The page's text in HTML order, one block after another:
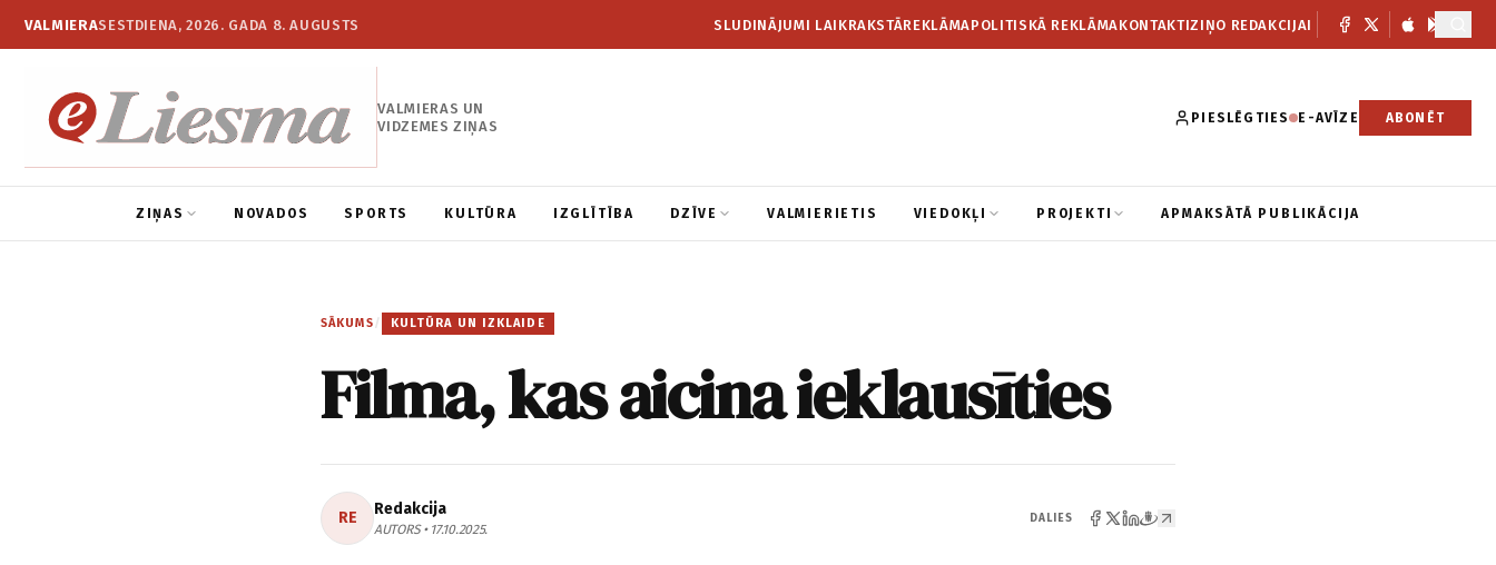
VALMIERASESTDIENA, 2026. GADA 8. AUGUSTS SLUDINĀJUMI LAIKRAKSTĀREKLĀMAPOLITISKĀ REKLĀMAKONTAKTIZIŅO REDAKCIJAI
VALMIERAS UN
VIDZEMES ZIŅAS
PIESLĒGTIES E-AVĪZE ABONĒT
ZIŅAS NOVADOS SPORTS KULTŪRA IZGLĪTĪBA DZĪVE VALMIERIETIS VIEDOKĻI PROJEKTI APMAKSĀTĀ PUBLIKĀCIJA
SĀKUMS / KULTŪRA UN IZKLAIDE
Filma, kas aicina ieklausīties
RE Redakcija
AUTORS • 17.10.2025.
DALIES